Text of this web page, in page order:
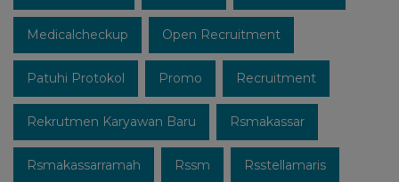
Medicalcheckup Open Recruitment
Patuhi Protokol Promo Recruitment
Rekrutmen Karyawan Baru Rsmakassar
Rsmakassarramah Rssm Rsstellamaris